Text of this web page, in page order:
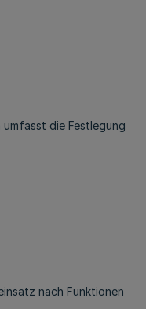
umfasst die Festlegung
nach Funktionen